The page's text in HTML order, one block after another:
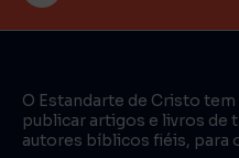
O Estandarte de Cristo
publicar artigos e livros de
autores bíblicos fiéis, para